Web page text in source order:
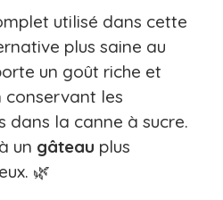
utilisé dans cette
plus saine au
un goût riche et
conservant les
dans la canne à sucre.
un gâteau plus
🌿